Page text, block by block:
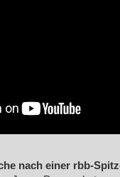
nach einer rbb-